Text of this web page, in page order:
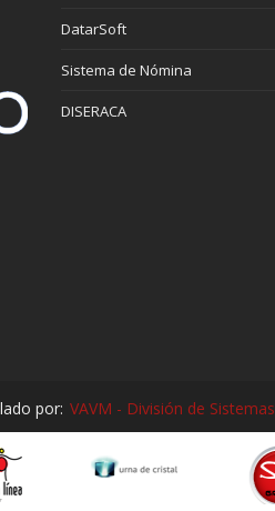
DatarSoft
Sistema de Nómina
DISERACA
por: VAVM - División de Sistemas